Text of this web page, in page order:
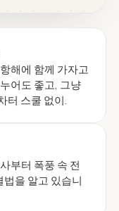
해에 함께 가자고
어도 좋고, 그냥
터 스쿨 없이.
부터 폭풍 속 전
법을 알고 있습니